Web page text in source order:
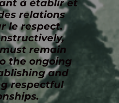
à établir et
relations
le respect.
remain
the ongoing
and
respectful